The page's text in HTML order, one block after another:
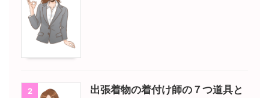
2
出張着物の着付け師の７つ道具と